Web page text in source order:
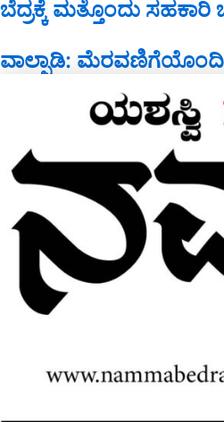
ಬೆದ್ರಕ್ಕೆ ಮತ್ತೊಂದು
ವಾಲ್ಪಾಡಿ: